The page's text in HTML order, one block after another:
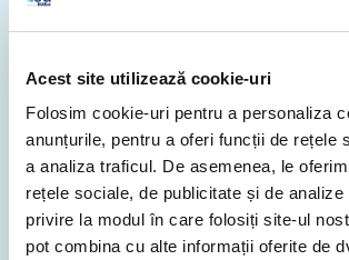
Acest site utilizează cookie-uri
Folosim cookie-uri pentru a personaliza
anunțurile, pentru a oferi funcții de rețele
a analiza traficul. De asemenea, le
rețele sociale, de publicitate și de
privire la modul în care folosiți site-ul
pot combina cu alte informații oferite de